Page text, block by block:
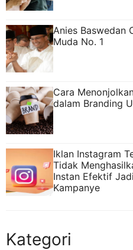
Anies Baswedan
Muda No. 1
Cara
dalam Branding
Iklan Instagram
Tidak
Instan Efektif
Kampanye
Kategori